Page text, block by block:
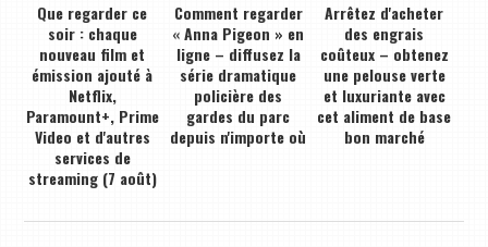
Que regarder ce
soir : chaque
nouveau film et
émission ajouté à
Netflix,
Paramount+, Prime
Video et d'autres
services de
streaming (7 août)
Comment regarder
« Anna Pigeon » en
ligne – diffusez la
série dramatique
policière des
gardes du parc
depuis n'importe où
Arrêtez d'acheter
des engrais
coûteux – obtenez
une pelouse verte
et luxuriante avec
cet aliment de base
bon marché